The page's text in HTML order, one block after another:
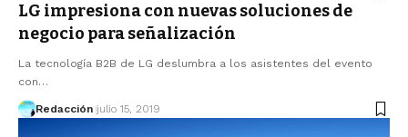
LG impresiona con nuevas soluciones de
negocio para señalización
La tecnología B2B de LG deslumbra a los asistentes del evento
con…
Redacción julio 15, 2019